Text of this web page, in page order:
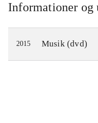
Informationer og
2015 Musik (dvd)